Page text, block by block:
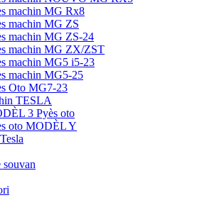
machin MG Rx8
machin MG ZS
machin MG ZS-24
machin MG ZX/ZST
machin MG5 i5-23
machin MG5-25
Oto MG7-23
TESLA
3 Pyès oto
oto MODÈL Y